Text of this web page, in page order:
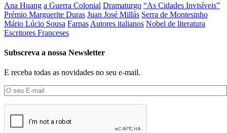
Ana Huang a Guerra Colonial Dramaturgo “As Cidades Invisíveis”
Prémio Marguerite Duras Juan José Millás Serra de Montesinho
Mário Lúcio Sousa Farpas Autores italianos Nobel de literatura
Escritores Franceses
Subscreva a nossa Newsletter
E receba todas as novidades no seu e-mail.